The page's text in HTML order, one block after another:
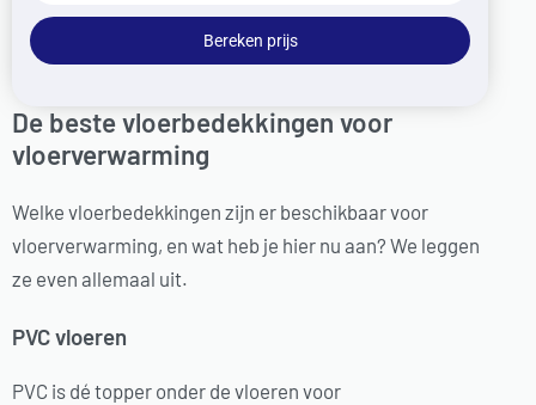
Bereken prijs
De beste vloerbedekkingen voor
vloerverwarming
Welke vloerbedekkingen zijn er beschikbaar voor
vloerverwarming, en wat heb je hier nu aan? We leggen
ze even allemaal uit.
PVC vloeren
PVC is dé topper onder de vloeren voor